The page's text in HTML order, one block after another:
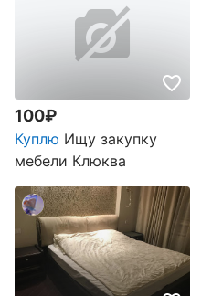
100₽
Куплю Ищу закупку
мебели Клюква